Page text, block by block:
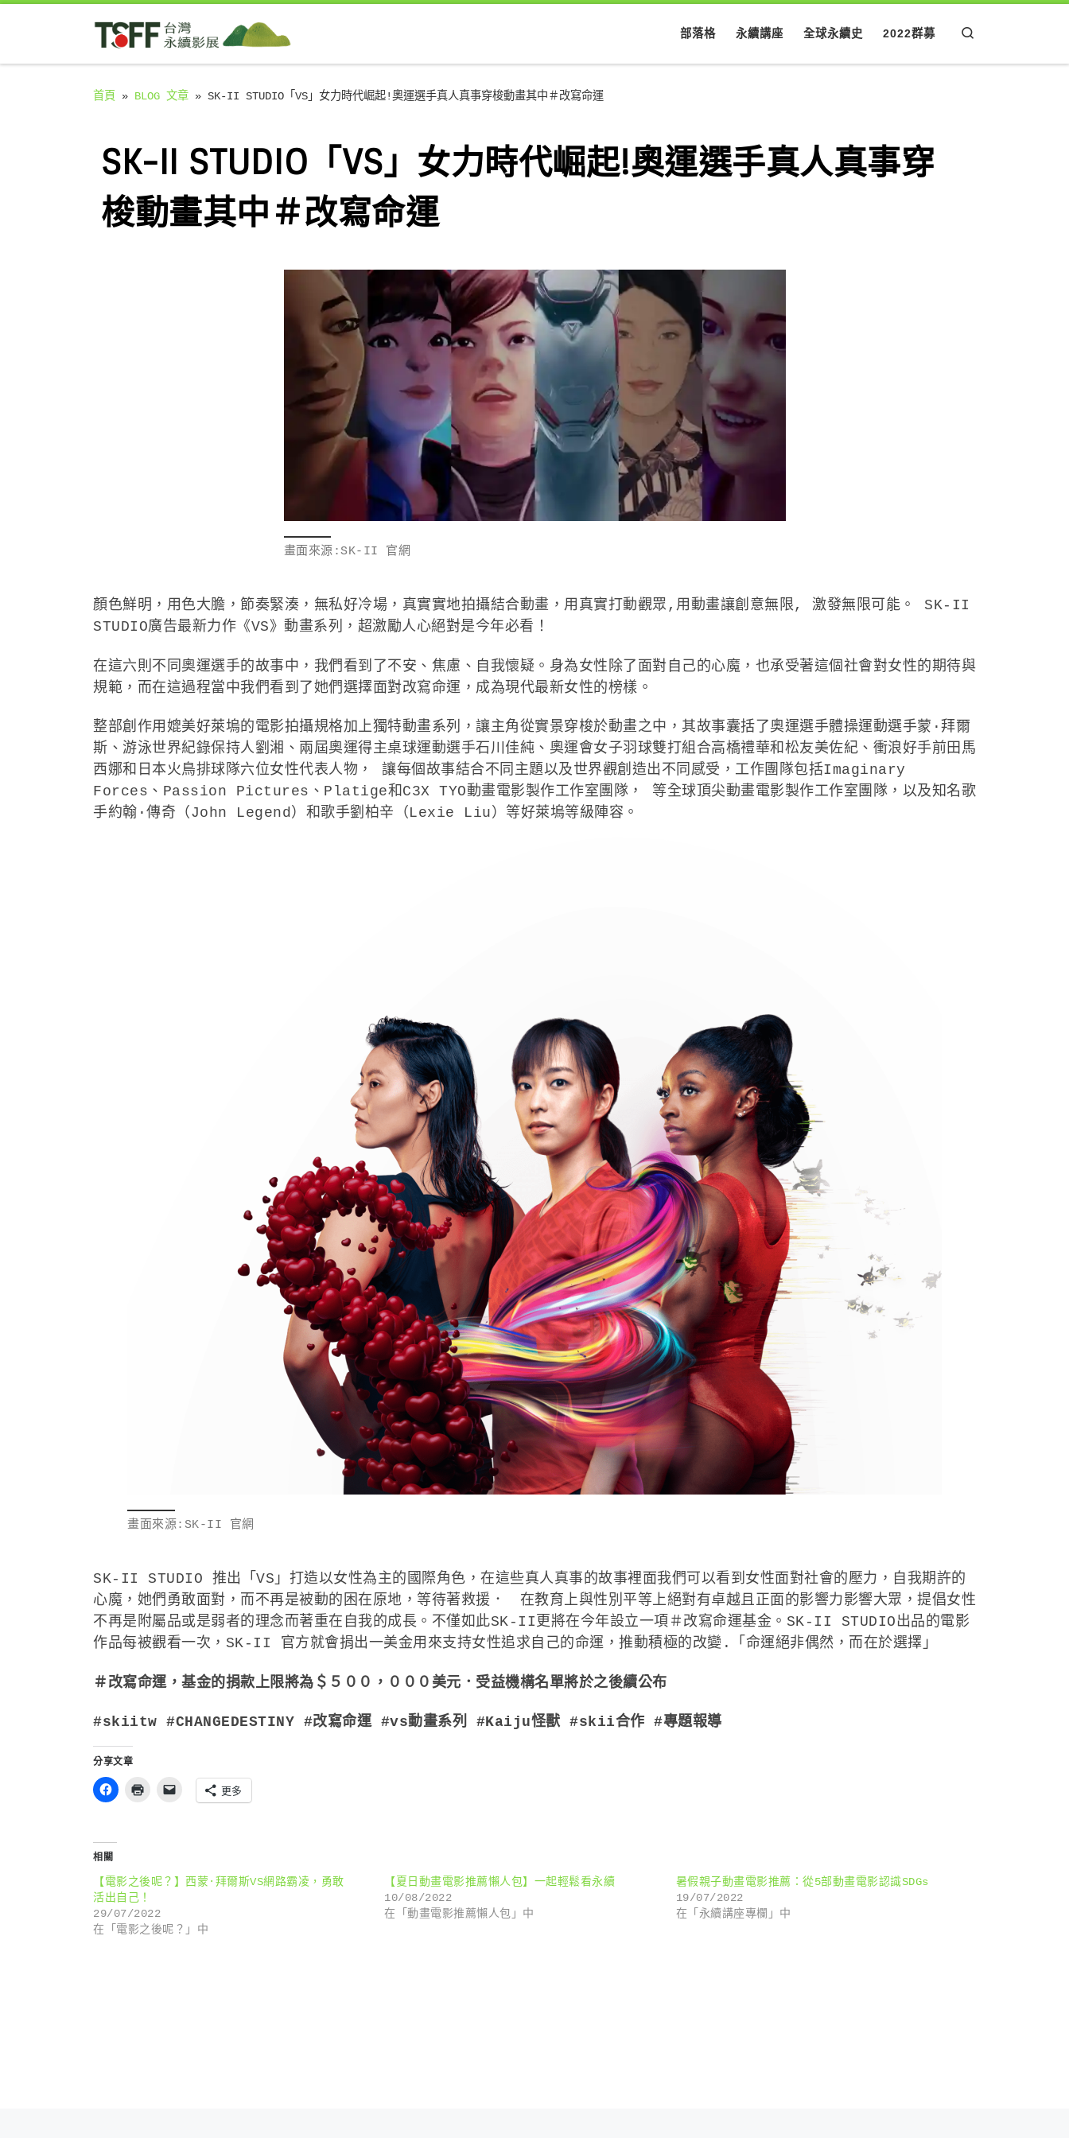
Skip to content
部落格 永續講座 全球永續史 2022群募
首頁 » BLOG 文章 » SK-II STUDIO「VS」女力時代崛起!奧運選手真人真事穿梭動畫其中＃改寫命運
SK-II STUDIO「VS」女力時代崛起!奧運選手真人真事穿
梭動畫其中＃改寫命運
畫面來源:SK-II 官網
顏色鮮明，用色大膽，節奏緊湊，無私好冷場，真實實地拍攝結合動畫，用真實打動觀眾,用動畫讓創意無限, 激發無限可能。 SK-II
STUDIO廣告最新力作《VS》動畫系列，超激勵人心絕對是今年必看！
在這六則不同奧運選手的故事中，我們看到了不安、焦慮、自我懷疑。身為女性除了面對自己的心魔，也承受著這個社會對女性的期待與
規範，而在這過程當中我們看到了她們選擇面對改寫命運，成為現代最新女性的榜樣。
整部創作用媲美好萊塢的電影拍攝規格加上獨特動畫系列，讓主角從實景穿梭於動畫之中，其故事囊括了奧運選手體操運動選手蒙·拜爾
斯、游泳世界紀錄保持人劉湘、兩屆奧運得主桌球運動選手石川佳純、奧運會女子羽球雙打組合高橋禮華和松友美佐紀、衝浪好手前田馬
西娜和日本火鳥排球隊六位女性代表人物， 讓每個故事結合不同主題以及世界觀創造出不同感受，工作團隊包括Imaginary
Forces、Passion Pictures、Platige和C3X TYO動畫電影製作工作室團隊， 等全球頂尖動畫電影製作工作室團隊，以及知名歌
手約翰·傳奇（John Legend）和歌手劉柏辛（Lexie Liu）等好萊塢等級陣容。
畫面來源:SK-II 官網
SK-II STUDIO 推出「VS」打造以女性為主的國際角色，在這些真人真事的故事裡面我們可以看到女性面對社會的壓力，自我期許的
心魔，她們勇敢面對，而不再是被動的困在原地，等待著救援． 在教育上與性別平等上絕對有卓越且正面的影響力影響大眾，提倡女性
不再是附屬品或是弱者的理念而著重在自我的成長。不僅如此SK-II更將在今年設立一項＃改寫命運基金。SK-II STUDIO出品的電影
作品每被觀看一次，SK-II 官方就會捐出一美金用來支持女性追求自己的命運，推動積極的改變.「命運絕非偶然，而在於選擇」
＃改寫命運，基金的捐款上限將為＄５００，０００美元．受益機構名單將於之後續公布
#skiitw #CHANGEDESTINY #改寫命運 #vs動畫系列 #Kaiju怪獸 #skii合作 #專題報導
分享文章
更多
相關
【電影之後呢？】西蒙·拜爾斯VS網路霸凌，勇敢
活出自己！
29/07/2022
在「電影之後呢？」中
【夏日動畫電影推薦懶人包】一起輕鬆看永續
10/08/2022
在「動畫電影推薦懶人包」中
暑假親子動畫電影推薦：從5部動畫電影認識SDGs
19/07/2022
在「永續講座專欄」中